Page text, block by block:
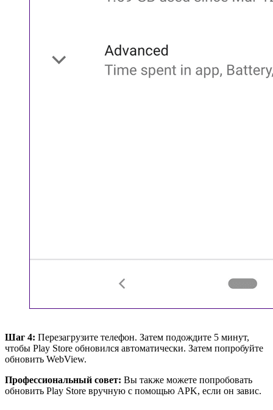
Шаг 4: Перезагрузите телефон. Затем подождите 5 минут,
чтобы Play Store обновился автоматически. Затем попробуйте
обновить WebView.
Профессиональный совет: Вы также можете попробовать
обновить Play Store вручную с помощью APK, если он завис.